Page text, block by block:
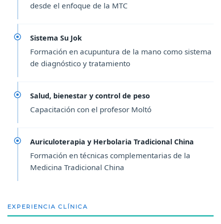
desde el enfoque de la MTC
Sistema Su Jok
Formación en acupuntura de la mano como sistema
de diagnóstico y tratamiento
Salud, bienestar y control de peso
Capacitación con el profesor Moltó
Auriculoterapia y Herbolaria Tradicional China
Formación en técnicas complementarias de la
Medicina Tradicional China
EXPERIENCIA CLÍNICA